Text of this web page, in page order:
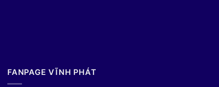
FANPAGE VĨNH PHÁT